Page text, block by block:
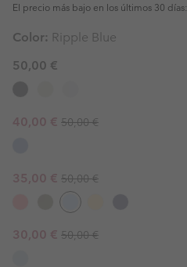
El precio más bajo en los últimos 30 días:
Color: Ripple Blue
50,00 €
Sale price:
40,00 € Regular price:
50,00 €
Sale price:
35,00 € Regular price:
50,00 €
Sale price:
30,00 € Regular price:
50,00 €